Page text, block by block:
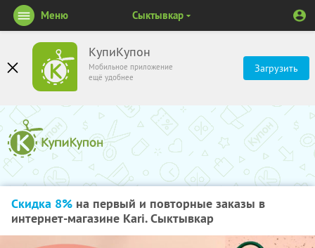
КупиКупон
Мобильное приложение
ещё удобнее
Загрузить
Меню Сыктывкар
Скидка 8% на первый и повторные заказы в
интернет-магазине Kari. Сыктывкар